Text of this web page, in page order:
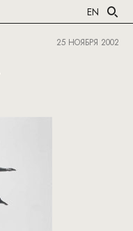
EN
25 НОЯБРЯ 2002